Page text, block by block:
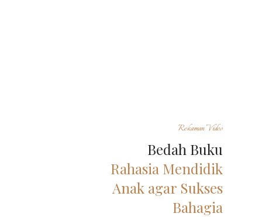
Rekaman Video
Bedah Buku
Rahasia Mendidik
Anak agar Sukses
Bahagia